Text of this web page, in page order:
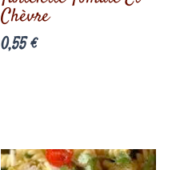
Chèvre
0,55€